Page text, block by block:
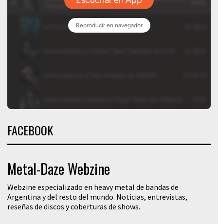
FACEBOOK
Metal-Daze Webzine
Webzine especializado en heavy metal de bandas de
Argentina y del resto del mundo. Noticias, entrevistas,
reseñas de discos y coberturas de shows.